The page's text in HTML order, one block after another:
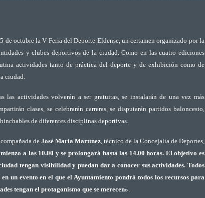
de octubre la V Feria del Deporte Eldense, un certamen organizado por la
y clubes deportivos de la ciudad. Como en las cuatro ediciones
actividades tanto de práctica del deporte y de exhibición como de
ciudad.
las actividades volverán a ser gratuitas, se instalarán de una vez más
clases, se celebrarán carreras, se disputarán partidos baloncesto,
de diferentes disciplinas deportivas.
deJosé María Martínez, técnico de la Concejalía de Deportes,
a las 10.00 y se prolongará hasta las 14.00 horas. El objetivo es
tengan visibilidad y puedan dar a conocer sus actividades. Todos
un evento en el que el Ayuntamiento pondrá todos los recursos para
tengan el protagonismo que se merecen».